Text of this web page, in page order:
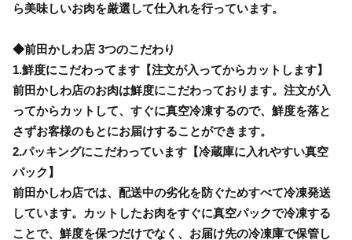
ら美味しいお肉を厳選して仕入れを行っています。
◆前田かしわ店 3つのこだわり
1.鮮度にこだわってます【注文が入ってからカットします】
前田かしわ店のお肉は鮮度にこだわっております。注文が入
ってからカットして、すぐに真空冷凍するので、鮮度を落と
さずお客様のもとにお届けすることができます。
2.パッキングにこだわっています【冷蔵庫に入れやすい真空
パック】
前田かしわ店では、配送中の劣化を防ぐためすべて冷凍発送
しています。カットしたお肉をすぐに真空パックで冷凍する
ことで、鮮度を保つだけでなく、お届け先の冷凍庫で保管し